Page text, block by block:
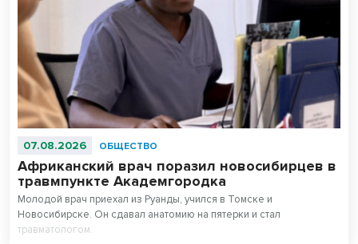
07.08.2026 ОБЩЕСТВО
Африканский врач поразил новосибирцев в
травмпункте Академгородка
Молодой врач приехал из Руанды, учился в Томске и
Новосибирске. Он сдавал анатомию на пятерки и стал
травматологом.